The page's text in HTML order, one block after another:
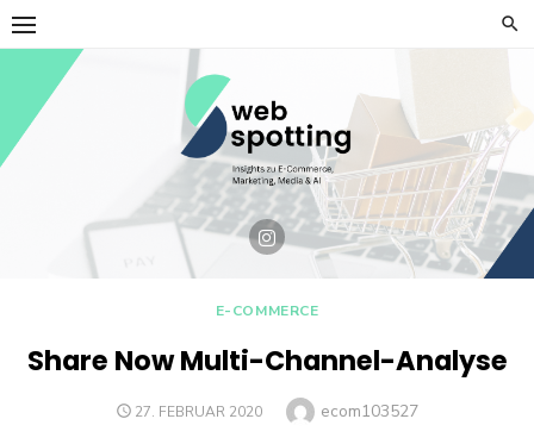
Skip
to
content
E-COMMERCE
Share Now Multi-Channel-Analyse
POSTED
27. FEBRUAR 2020 Author
ecom103527